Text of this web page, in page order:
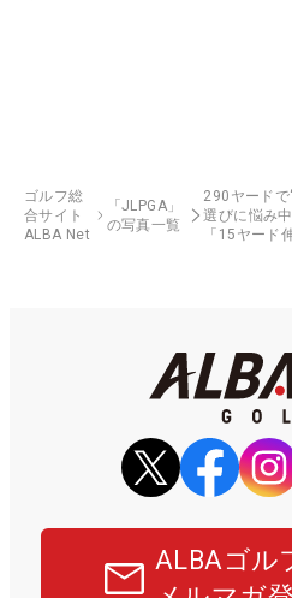
ゴルフ総
合サイト
ALBA Net
「JLPGA」
の写真一覧
290ヤードで
選びに悩み
「15ヤード
ALBAゴル